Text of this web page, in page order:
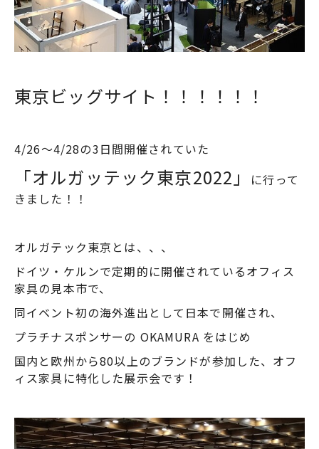
東京ビッグサイト！！！！！！
4/26～4/28の3日間開催されていた
「オルガッテック東京2022」 に行って
きました！！
オルガテック東京とは、、、
ドイツ・ケルンで定期的に開催されているオフィス
家具の見本市で、
同イベント初の海外進出として日本で開催され、
プラチナスポンサーの OKAMURA をはじめ
国内と欧州から80以上のブランドが参加した、オフ
ィス家具に特化した展示会です！